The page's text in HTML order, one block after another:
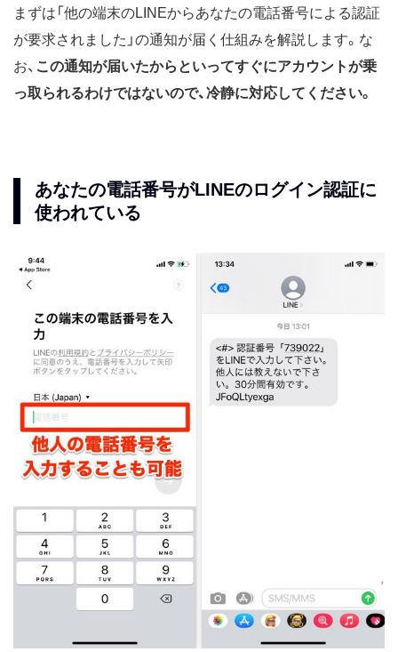
まずは「他の端末のLINEからあなたの電話番号による認証
が要求されました」の通知が届く仕組みを解説します。な
お、 この通知が届いたからといってすぐにアカウントが乗
っ取られるわけではないので、冷静に対応してください。
あなたの電話番号がLINEのログイン認証に
使われている